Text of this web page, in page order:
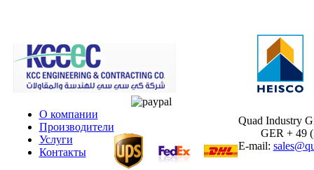
О компании
Производители
Услуги
Контакты
Quad Industry
GER + 49
E-mail: